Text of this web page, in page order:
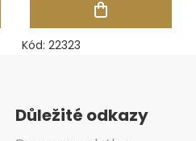
Kód: 22323
Důležité odkazy